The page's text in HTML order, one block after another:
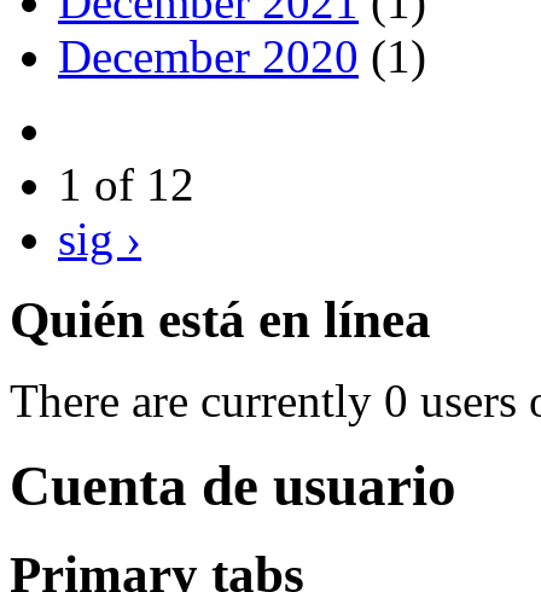
December 2020 (1)
1 of 12
sig ›
Quién está en línea
There are currently 0 users
Cuenta de usuario
Primary tabs